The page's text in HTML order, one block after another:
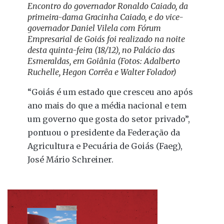
Encontro do governador Ronaldo Caiado, da
primeira-dama Gracinha Caiado, e do vice-
governador Daniel Vilela com Fórum
Empresarial de Goiás foi realizado na noite
desta quinta-feira (18/12), no Palácio das
Esmeraldas, em Goiânia (Fotos: Adalberto
Ruchelle, Hegon Corrêa e Walter Folador)
“Goiás é um estado que cresceu ano após
ano mais do que a média nacional e tem
um governo que gosta do setor privado”,
pontuou o presidente da Federação da
Agricultura e Pecuária de Goiás (Faeg),
José Mário Schreiner.